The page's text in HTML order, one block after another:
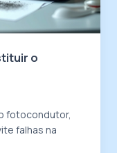
o
fotocondutor,
falhas na